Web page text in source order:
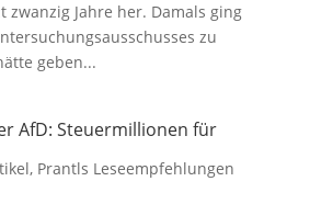
zwanzig Jahre her. Damals ging
zu
geben...
AfD: Steuermillionen für
, Prantls Leseempfehlungen